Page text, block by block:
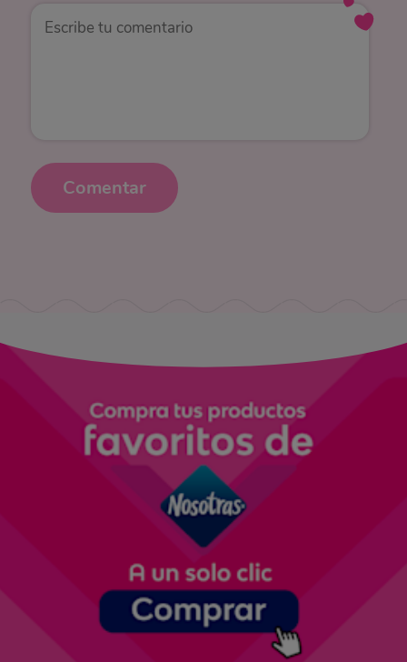
títulos con verde, adelante. Eso sí, debes crear una forma
Así que identifica cuáles de todas estas herramientas y
estructuras que te compartimos, te hacen sentir más
de suplicio, sino de disfrute.
Te invitamos a que corras a ver el video de Sophi By
Nosotras sobre bullet journal porque practicar tu caligrafía
o lettering te puede ayudar a crear tu bullet. Si quieres verlo,
haz click
Comentar